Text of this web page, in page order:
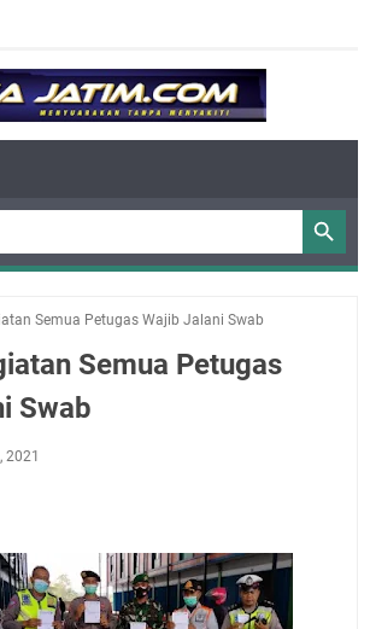
Semua Petugas Wajib Jalani Swab
Semua Petugas
Swab
2021